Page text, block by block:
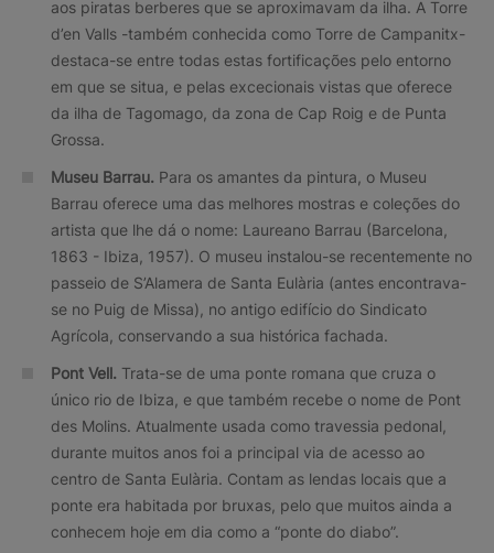
aos piratas berberes que se aproximavam da ilha. A Torre
d’en Valls -também conhecida como Torre de Campanitx-
destaca-se entre todas estas fortificações pelo entorno
em que se situa, e pelas excecionais vistas que oferece
da ilha de Tagomago, da zona de Cap Roig e de Punta
Grossa.
Museu Barrau. Para os amantes da pintura, o Museu
Barrau oferece uma das melhores mostras e coleções do
artista que lhe dá o nome: Laureano Barrau (Barcelona,
1863 - Ibiza, 1957). O museu instalou-se recentemente no
passeio de S’Alamera de Santa Eulària (antes encontrava-
se no Puig de Missa), no antigo edifício do Sindicato
Agrícola, conservando a sua histórica fachada.
Pont Vell. Trata-se de uma ponte romana que cruza o
único rio de Ibiza, e que também recebe o nome de Pont
des Molins. Atualmente usada como travessia pedonal,
durante muitos anos foi a principal via de acesso ao
centro de Santa Eulària. Contam as lendas locais que a
ponte era habitada por bruxas, pelo que muitos ainda a
conhecem hoje em dia como a “ponte do diabo”.